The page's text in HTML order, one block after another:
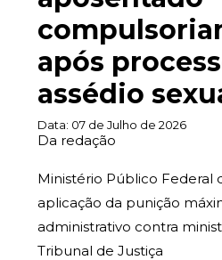
após
assédio
Data: 07 de Julho de 2026
Da redação
Ministério Público Federal
aplicação da punição
administrativo contra
Tribunal de Justiça